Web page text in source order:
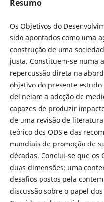
Resumo
Os Objetivos do
sido apontados como uma
construção de uma
justa. Constituem-se numa
repercussão direta na
objetivo do presente estudo
delineiam a adoção de
capazes de produzir
de uma revisão de
teórico dos ODS e das
mundiais de promoção de
décadas. Conclui-se que os
duas dimensões: uma
desafios postos pela
discussão sobre o papel